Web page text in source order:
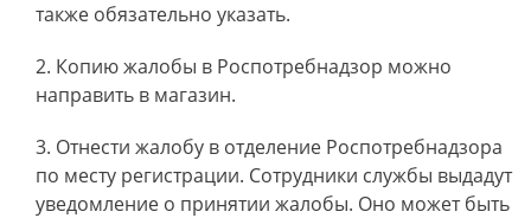
также обязательно указать.
Копию жалобы в Роспотребнадзор можно
направить в магазин.
Отнести жалобу в отделение Роспотребнадзора
по месту регистрации. Сотрудники службы выдадут
уведомление о принятии жалобы. Оно может быть